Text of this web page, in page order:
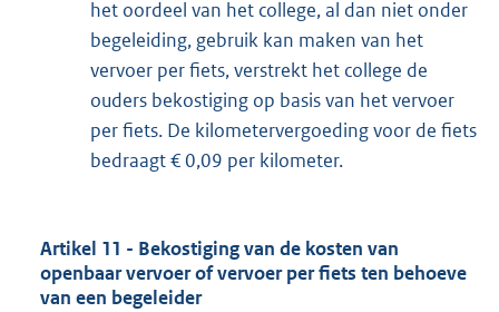
het oordeel van het college, al dan niet onder
begeleiding, gebruik kan maken van het
vervoer per fiets, verstrekt het college de
ouders bekostiging op basis van het vervoer
per fiets. De kilometervergoeding voor de fiets
bedraagt € 0,09 per kilometer.
Artikel 11 - Bekostiging van de kosten van
openbaar vervoer of vervoer per fiets ten behoeve
van een begeleider